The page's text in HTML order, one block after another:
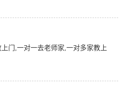
门,一对一去老师家,一对多家教上